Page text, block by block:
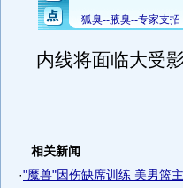
内线将面临大受影
相关新闻
·"魔兽"因伤缺席训练 美男篮主